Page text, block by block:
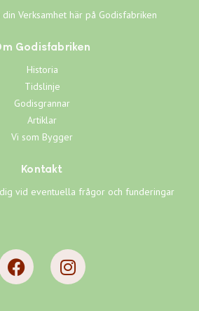
Verksamhet här på Godisfabriken
Godisfabriken
Historia
Tidslinje
Godisgrannar
Artiklar
Vi som Bygger
Kontakt
vid eventuella frågor och funderingar